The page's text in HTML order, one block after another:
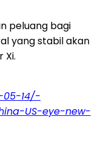
peluang bagi
yang stabil akan
Xi.
05-14/-
US-eye-new-